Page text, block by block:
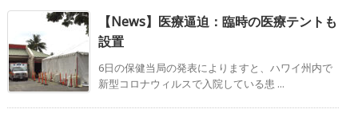
【News】医療逼迫：臨時の医療テントも
設置
6日の保健当局の発表によりますと、ハワイ州内で
新型コロナウィルスで入院している患 ...